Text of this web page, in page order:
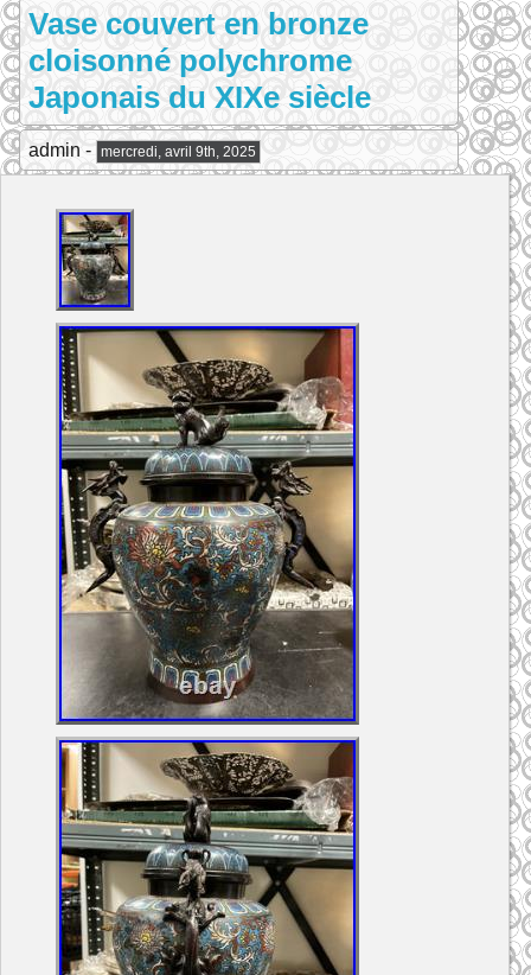
Vase couvert en bronze
cloisonné polychrome
Japonais du XIXe siècle
admin - mercredi, avril 9th, 2025